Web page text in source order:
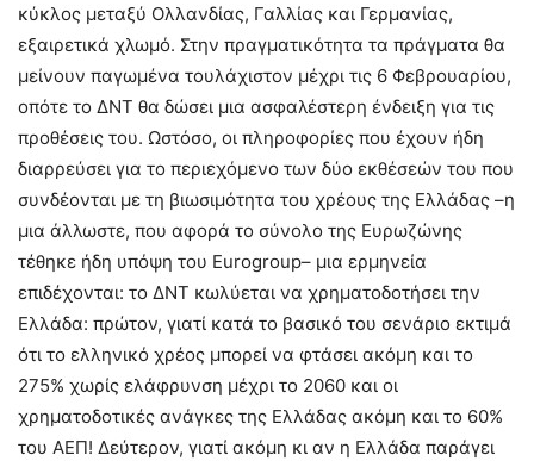
κύκλος μεταξύ Ολλανδίας, Γαλλίας και Γερμανίας,
εξαιρετικά χλωμό. Στην πραγματικότητα τα πράγματα θα
μείνουν παγωμένα τουλάχιστον μέχρι τις 6 Φεβρουαρίου,
οπότε το ΔΝΤ θα δώσει μια ασφαλέστερη ένδειξη για τις
προθέσεις του. Ωστόσο, οι πληροφορίες που έχουν ήδη
διαρρεύσει για το περιεχόμενο των δύο εκθέσεών του που
συνδέονται με τη βιωσιμότητα του χρέους της Ελλάδας –η
μια άλλωστε, που αφορά το σύνολο της Ευρωζώνης
τέθηκε ήδη υπόψη του Eurogroup– μια ερμηνεία
επιδέχονται: το ΔΝΤ κωλύεται να χρηματοδοτήσει την
Ελλάδα: πρώτον, γιατί κατά το βασικό του σενάριο εκτιμά
ότι το ελληνικό χρέος μπορεί να φτάσει ακόμη και το
275% χωρίς ελάφρυνση μέχρι το 2060 και οι
χρηματοδοτικές ανάγκες της Ελλάδας ακόμη και το 60%
του ΑΕΠ! Δεύτερον, γιατί ακόμη κι αν η Ελλάδα παράγει